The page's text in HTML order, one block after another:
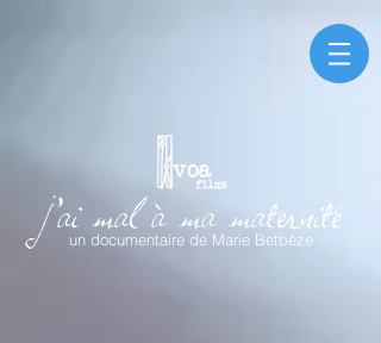
j'ai mal à ma maternité
un documentaire de Marie Betbèze